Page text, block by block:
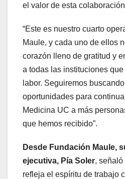
el valor de esta
“Este es nuestro cuarto
Maule, y cada uno de ellos
corazón lleno de gratitud y
a todas las instituciones
labor. Seguiremos
oportunidades para
Medicina UC a más
que hemos recibido”.
Desde Fundación Maule,
ejecutiva, Pía Soler,
refleja el espíritu de trabajo